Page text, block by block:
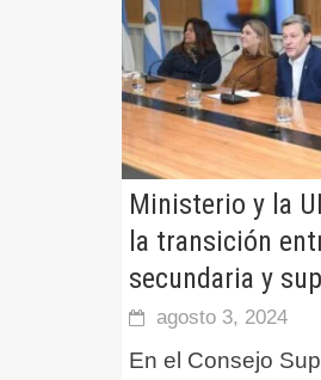
Ministerio y la
la transición
secundaria y
agosto 3, 2024
En el Consejo